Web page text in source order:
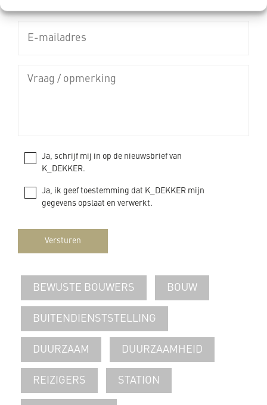
Ja, schrijf mij in op de nieuwsbrief van
K_DEKKER.
Ja, ik geef toestemming dat K_DEKKER mijn
gegevens opslaat en verwerkt.
Versturen
BEWUSTE BOUWERS BOUW
BUITENDIENSTSTELLING
DUURZAAM DUURZAAMHEID
REIZIGERS STATION